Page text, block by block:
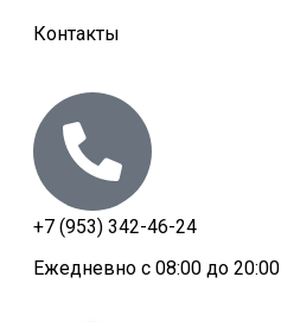
Контакты
+7 (953) 342-46-24
Ежедневно c 08:00 до 20:00